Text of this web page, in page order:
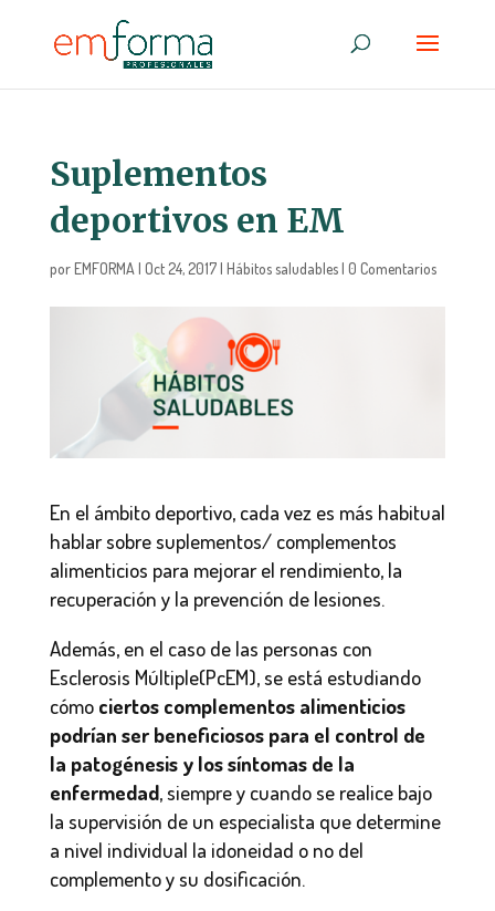
Suplementos
deportivos en EM
porEMFORMA | Oct 24, 2017| Hábitos saludables| 0 Comentarios
En el ámbito deportivo, cada vez es más habitual
hablar sobre suplementos/ complementos
alimenticios para mejorar el rendimiento, la
recuperación y la prevención de lesiones.
Además, en el caso de las personas con
Esclerosis Múltiple(PcEM), se está estudiando
cómo ciertos complementos alimenticios
podrían ser beneficiosos para el control de
la patogénesis y los síntomas de la
enfermedad, siempre y cuando se realice bajo
la supervisión de un especialista que determine
a nivel individual la idoneidad o no del
complemento y su dosificación.